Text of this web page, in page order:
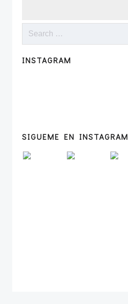
Search
INSTAGRAM
SIGUEME EN INSTAGRAM